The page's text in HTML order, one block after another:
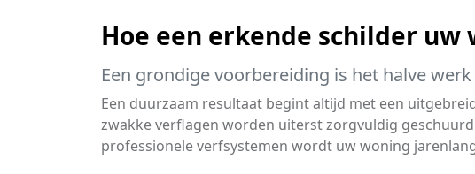
Hoe een erkende schilder
Een grondige voorbereiding is het halve werk
Een duurzaam resultaat begint altijd met een
zwakke verflagen worden uiterst zorgvuldig
professionele verfsystemen wordt uw woning